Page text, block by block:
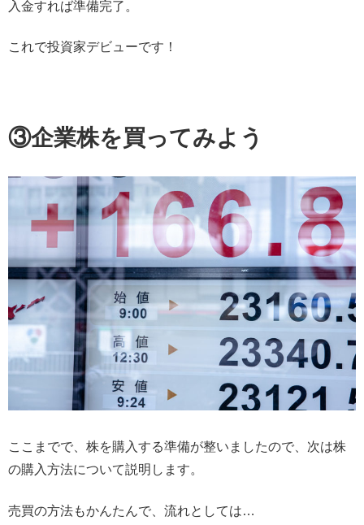
入金すれば準備完了。
これで投資家デビューです！
③企業株を買ってみよう
ここまでで、株を購入する準備が整いましたので、次は株
の購入方法について説明します。
売買の方法もかんたんで、流れとしては…